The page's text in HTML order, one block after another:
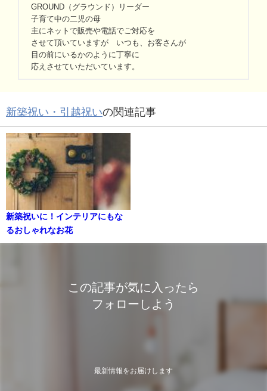
GROUND（グラウンド）リーダー
子育て中の二児の母
主にネットで販売や電話でご対応を
させて頂いていますが いつも、お客さんが
目の前にいるかのように丁寧に
応えさせていただいています。
新築祝い・引越祝いの関連記事
新築祝いに！インテリアにもな
るおしゃれなお花
この記事が気に入ったら
フォローしよう
最新情報をお届けします